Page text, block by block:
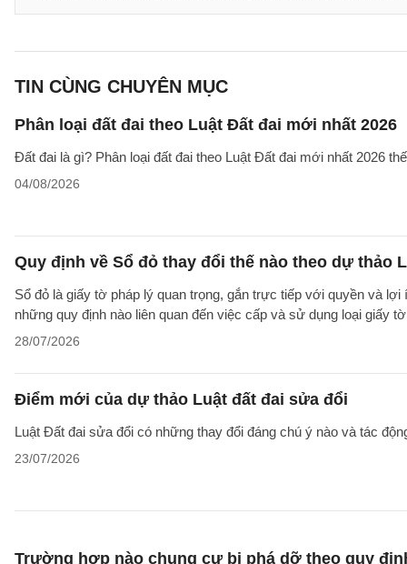
TIN CÙNG CHUYÊN MỤC
Phân loại đất đai theo Luật Đất đai mới nhất 2026
Đất đai là gì? Phân loại đất đai theo Luật Đất đai mới nhất 2026
04/08/2026
Quy định về Sổ đỏ thay đổi thế nào theo dự thảo
Sổ đỏ là giấy tờ pháp lý quan trọng, gắn trực tiếp với quyền và
những quy định nào liên quan đến việc cấp và sử dụng loại giấy
28/07/2026
Điểm mới của dự thảo Luật đất đai sửa đổi
Luật Đất đai sửa đổi có những thay đổi đáng chú ý nào và tác
23/07/2026
Trường hợp nào chung cư bị phá dỡ theo quy